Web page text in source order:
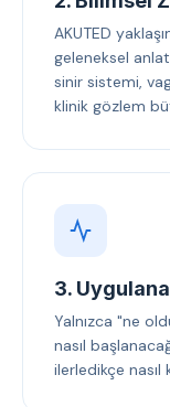
AKUTED
geleneksel
sinir sistemi,
klinik gözlem
3.
Yalnızca "ne
nasıl
ilerledikçe